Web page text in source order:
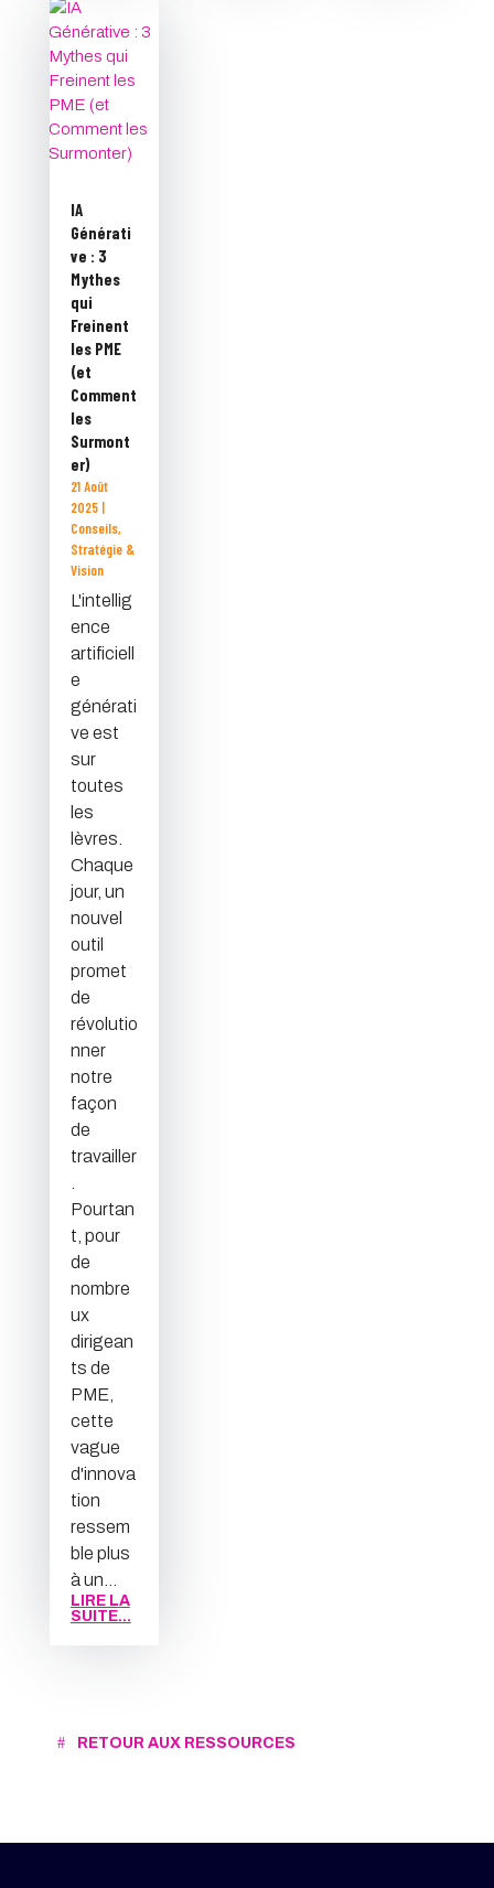
IA
Générati
ve : 3
Mythes
qui
Freinent
les PME
(et
Comment
les
Surmont
er)
21 Août
2025|
Conseils,
Stratégie &
Vision
L'intellig
ence
artificiell
e
générati
ve est
sur
toutes
les
lèvres.
Chaque
jour, un
nouvel
outil
promet
de
révolutio
nner
notre
façon
de
travailler
Pourtan
t, pour
de
nombre
ux
dirigean
ts de
PME,
cette
vague
d'innova
tion
ressem
ble plus
à un...
LIRE LA
SUITE...
RETOUR AUX RESSOURCES